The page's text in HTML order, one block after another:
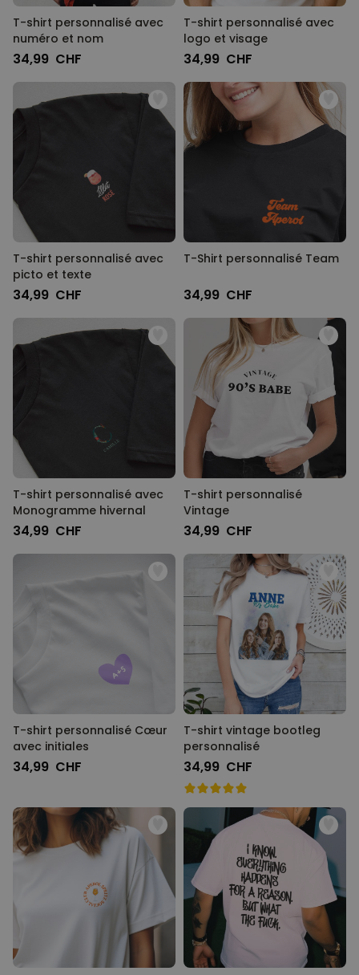
T-shirt personnalisé avec
numéro et nom
34,99 CHF
T-shirt personnalisé avec
logo et visage
34,99 CHF
T-shirt personnalisé avec
picto et texte
34,99 CHF
T-Shirt personnalisé Team
34,99 CHF
T-shirt personnalisé avec
Monogramme hivernal
34,99 CHF
T-shirt personnalisé
Vintage
34,99 CHF
T-shirt personnalisé Cœur
avec initiales
34,99 CHF
T-shirt vintage bootleg
personnalisé
34,99 CHF